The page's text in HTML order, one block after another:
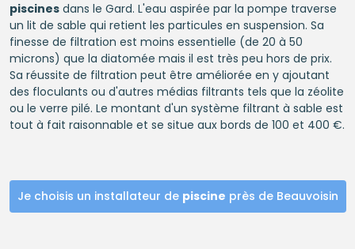
piscinesdans le Gard. L'eau aspirée par la pompe traverse
un lit de sable qui retient les particules en suspension. Sa
finesse de filtration est moins essentielle (de 20 à 50
microns) que la diatomée mais il est très peu hors de prix.
Sa réussite de filtration peut être améliorée en y ajoutant
des floculants ou d'autres médias filtrants tels que la zéolite
ou le verre pilé. Le montant d'un système filtrant à sable est
tout à fait raisonnable et se situe aux bords de 100 et 400 €.
Je choisis un installateur de piscine près de Beauvoisin